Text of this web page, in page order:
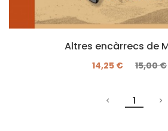
Altres encàrrecs de
14,25 € 15,00 €
1